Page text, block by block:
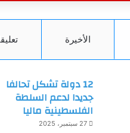
الأخيرة
12 دولة تشكل تحالفا
جديدا لدعم السلطة
الفلسطينية ماليا
27 سبتمبر، 2025